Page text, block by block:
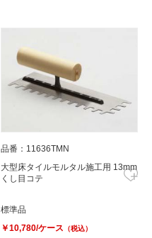
品番：11636TMN
大型床タイルモルタル施工用 13mm
くし目コテ
標準品
￥10,780/ケース （税込）